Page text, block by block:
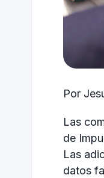
Por
Las
de
Las
datos